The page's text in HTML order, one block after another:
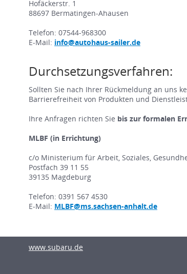
Hofäckerstr. 1
88697 Bermatingen-Ahausen
Telefon: 07544-968300
E-Mail: info@autohaus-sailer.de
Durchsetzungsverfahren:
Sollten Sie nach Ihrer Rückmeldung an uns
Barrierefreiheit von Produkten und
Ihre Anfragen richten Sie bis zur formalen
MLBF (in Errichtung)
c/o Ministerium für Arbeit, Soziales,
Postfach 39 11 55
39135 Magdeburg
Telefon: 0391 567 4530
E-Mail: MLBF@ms.sachsen-anhalt.de
www.subaru.de